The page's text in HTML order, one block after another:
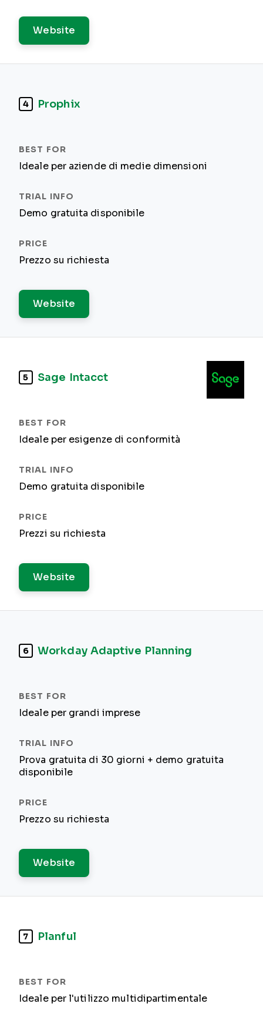
Website
4 Prophix
Ideale per aziende di medie dimensioni
Demo gratuita disponibile
Prezzo su richiesta
Website
5 Sage Intacct
Ideale per esigenze di conformità
Demo gratuita disponibile
Prezzi su richiesta
Website
6 Workday Adaptive Planning
Ideale per grandi imprese
Prova gratuita di 30 giorni + demo gratuita
disponibile
Prezzo su richiesta
Website
7 Planful
Ideale per l'utilizzo multidipartimentale